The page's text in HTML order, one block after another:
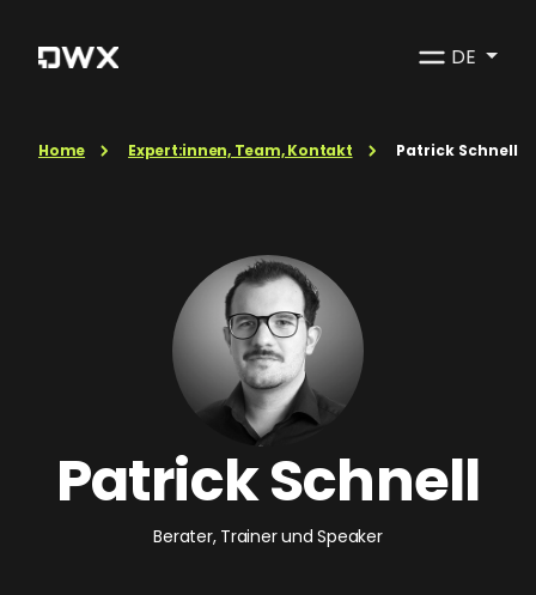
DE
Home Expert:innen, Team, Kontakt Patrick Schnell
Patrick Schnell
Berater, Trainer und Speaker